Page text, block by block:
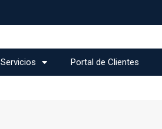
Servicios Portal de Clientes